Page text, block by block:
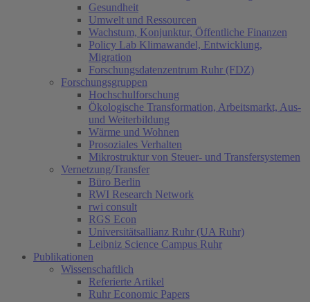
Gesundheit
Umwelt und Ressourcen
Wachstum, Konjunktur, Öffentliche Finanzen
Policy Lab Klimawandel, Entwicklung,
Migration
Forschungsdatenzentrum Ruhr (FDZ)
Forschungsgruppen
Hochschulforschung
Ökologische Transformation, Arbeitsmarkt, Aus-
und Weiterbildung
Wärme und Wohnen
Prosoziales Verhalten
Mikrostruktur von Steuer- und Transfersystemen
Vernetzung/Transfer
Büro Berlin
RWI Research Network
rwi consult
RGS Econ
Universitätsallianz Ruhr (UA Ruhr)
Leibniz Science Campus Ruhr
Publikationen
Wissenschaftlich
Referierte Artikel
Ruhr Economic Papers